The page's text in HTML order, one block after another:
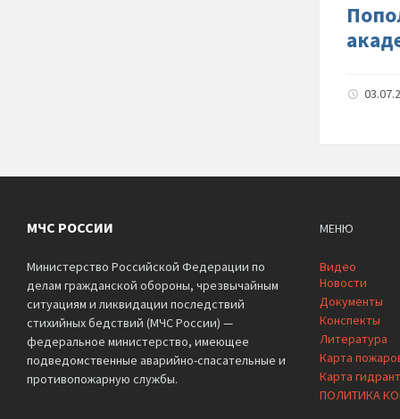
МЧС РОССИИ
Министерство Российской Федерации по
делам гражданской обороны, чрезвычайным
ситуациям и ликвидации последствий
стихийных бедствий (МЧС России) —
федеральное министерство, имеющее
подведомственные аварийно-спасательные и
противопожарную службы.
МЕНЮ
Видео
Новости
Документы
Конспекты
Литература
Карта
Карта
ПОЛИТИКА